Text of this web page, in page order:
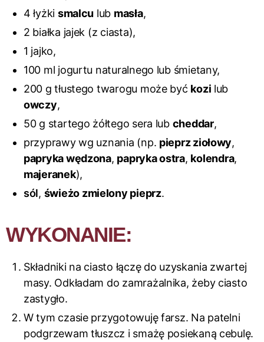
4 łyżki smalcu lub masła,
2 białka jajek (z ciasta),
1 jajko,
100 ml jogurtu naturalnego lub śmietany,
200 g tłustego twarogu może być kozi lub
owczy,
50 g startego żółtego sera lub cheddar,
przyprawy wg uznania (np. pieprz ziołowy,
papryka wędzona, papryka ostra, kolendra,
majeranek),
sól, świeżo zmielony pieprz.
WYKONANIE:
Składniki na ciasto łączę do uzyskania zwartej
masy. Odkładam do zamrażalnika, żeby ciasto
zastygło.
W tym czasie przygotowuję farsz. Na patelni
podgrzewam tłuszcz i smażę posiekaną cebulę.